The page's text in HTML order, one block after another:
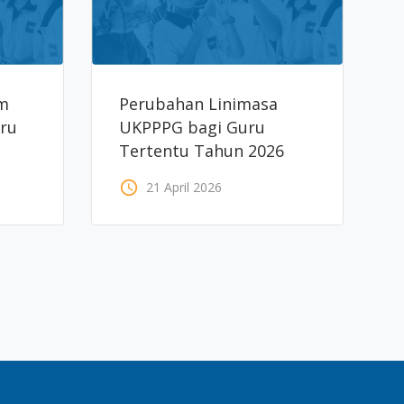
Perubahan Linimasa
UKPPPG bagi Guru
Tertentu Tahun 2026
access_time 21 April 2026